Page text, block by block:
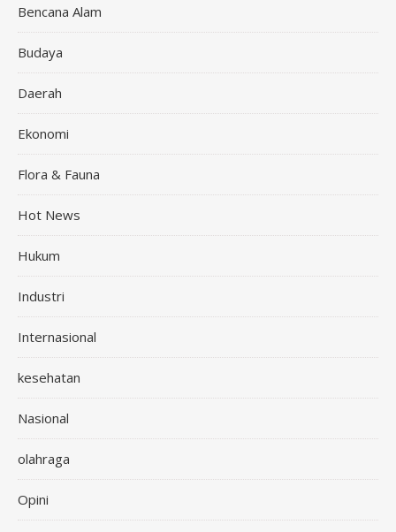
Bencana Alam
Budaya
Daerah
Ekonomi
Flora & Fauna
Hot News
Hukum
Industri
Internasional
kesehatan
Nasional
olahraga
Opini